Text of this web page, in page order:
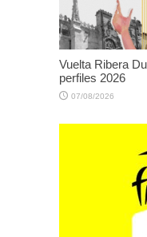
Vuelta Ribera
perfiles 2026
07/08/2026